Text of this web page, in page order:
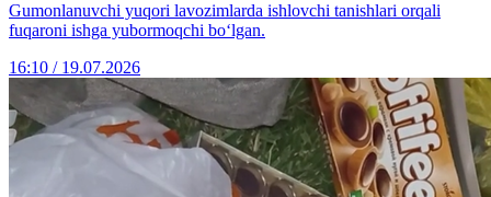
Gumonlanuvchi yuqori lavozimlarda ishlovchi tanishlari orqali
fuqaroni ishga yubormoqchi bo‘lgan.
16:10 / 19.07.2026